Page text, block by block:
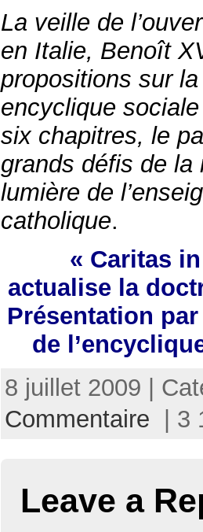
La veille de
en Italie, Benoît
propositions sur
encyclique
six chapitres, le
grands défis de la
lumière de
catholique.
« Caritas
actualise la
Présentation
de
8 juillet 2009 |
Commentaire | 3
Leave a